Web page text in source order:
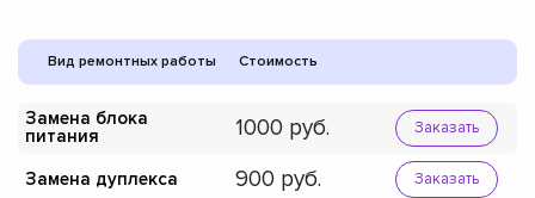
Вид ремонтных работы Стоимость
Замена блока
питания
1000 Заказать
Замена дуплекса 900 Заказать